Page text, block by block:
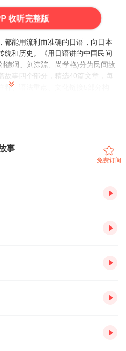
收听完整版
都能用流利而准确的日语，向日本
统和历史。《用日语讲的中国民间
德润、刘淙淙、尚学艳)分为民间故
故事四个部分，精选40篇文章，每
释、语法重点、文化链接5部分构
寂广寒宫
，哭倒秦长城
蝶比翼飞
匆去无踪
子胜于男
誓叫大山移
家
秋
悲
留清名
里
事
免费订阅